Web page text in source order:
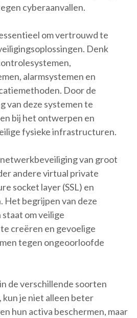
cyberaanvallen.
om vertrouwd te
Denk
alarmsystemen en
Door de
van deze systemen te
bij het ontwerpen en
fysieke infrastructuren.
van groot
andere virtual private
socket layer (SSL) en
begrijpen van deze
om veilige
creëren en gevoelige
tegen ongeoorloofde
de verschillende soorten
je niet alleen beter
hun activa beschermen, maar